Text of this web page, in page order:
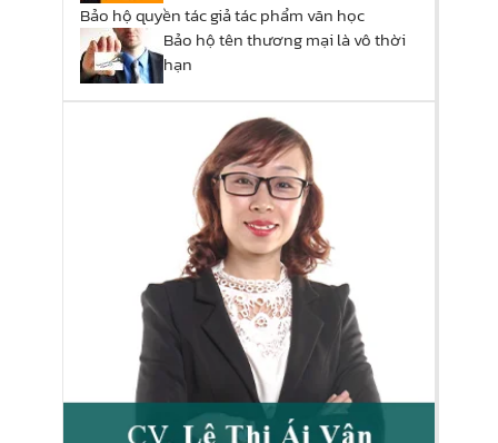
Bảo hộ quyền tác giả tác phẩm văn học
Bảo hộ tên thương mại là vô thời
hạn